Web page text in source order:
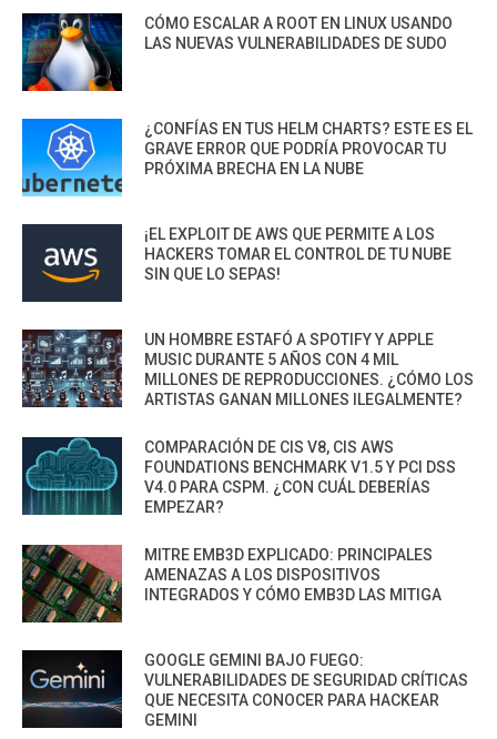
CÓMO ESCALAR A ROOT EN LINUX USANDO
LAS NUEVAS VULNERABILIDADES DE SUDO
¿CONFÍAS EN TUS HELM CHARTS? ESTE ES EL
GRAVE ERROR QUE PODRÍA PROVOCAR TU
PRÓXIMA BRECHA EN LA NUBE
¡EL EXPLOIT DE AWS QUE PERMITE A LOS
HACKERS TOMAR EL CONTROL DE TU NUBE
SIN QUE LO SEPAS!
UN HOMBRE ESTAFÓ A SPOTIFY Y APPLE
MUSIC DURANTE 5 AÑOS CON 4 MIL
MILLONES DE REPRODUCCIONES. ¿CÓMO LOS
ARTISTAS GANAN MILLONES ILEGALMENTE?
COMPARACIÓN DE CIS V8, CIS AWS
FOUNDATIONS BENCHMARK V1.5 Y PCI DSS
V4.0 PARA CSPM. ¿CON CUÁL DEBERÍAS
EMPEZAR?
MITRE EMB3D EXPLICADO: PRINCIPALES
AMENAZAS A LOS DISPOSITIVOS
INTEGRADOS Y CÓMO EMB3D LAS MITIGA
GOOGLE GEMINI BAJO FUEGO:
VULNERABILIDADES DE SEGURIDAD CRÍTICAS
QUE NECESITA CONOCER PARA HACKEAR
GEMINI